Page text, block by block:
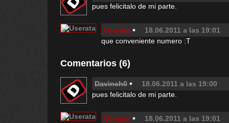
pues felicitalo de mi parte.
Userata
18.06.2011 a las 19:01
que conveniente numero :T
Comentarios (6)
Davinch0
18.06.2011 a las 19:00
pues felicitalo de mi parte.
Userata
18.06.2011 a las 19:01